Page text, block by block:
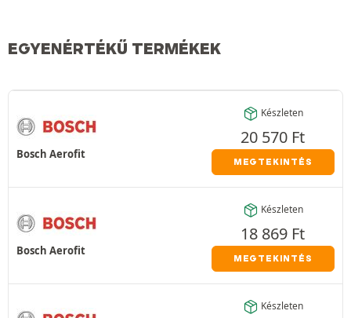
EGYENÉRTÉKŰ TERMÉKEK
Bosch Aerofit
Készleten
20 570 Ft
MEGTEKINTÉS
Bosch Aerofit
Készleten
18 869 Ft
MEGTEKINTÉS
Készleten